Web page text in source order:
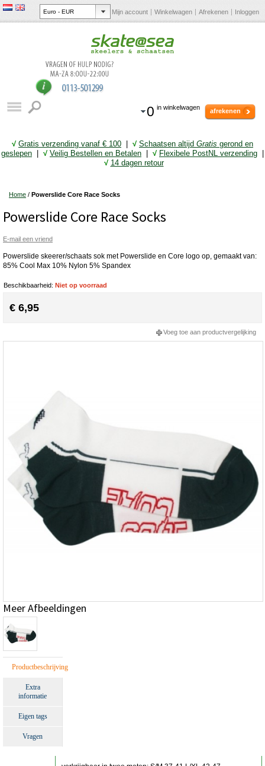
Mijn account Winkelwagen Afrekenen Inloggen
0 in winkelwagen afrekenen
√ Gratis verzending vanaf € 100 √ Schaatsen altijd Gratis gerond en
geslepen
√ Veilig Bestellen en Betalen √ Flexibele PostNL verzending
√ 14 dagen retour
Home / Powerslide Core Race Socks
Powerslide Core Race Socks
E-mail een vriend
Powerslide skeerer/schaats sok met Powerslide en Core logo op, gemaakt van:
85% Cool Max 10% Nylon 5% Spandex
Beschikbaarheid: Niet op voorraad
€ 6,95
Voeg toe aan productvergelijking
Meer Afbeeldingen
Productbeschrijving
Extra
informatie
Eigen tags
Vragen